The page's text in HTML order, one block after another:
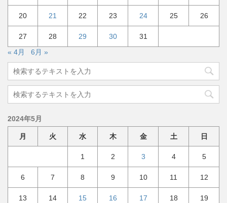
20 21 22 23 24 25 26
27 28 29 30
31
« 4月
6月 »
2024年5月
月 火 水 木 金 土 日
1 2 3 4 5
6 7 8 9 10 11 12
13 14 15 16 17 18 19